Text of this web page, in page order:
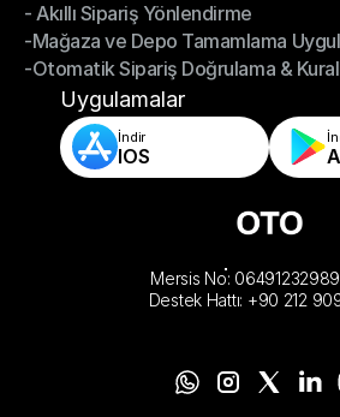
- Omnikanal Sipariş Senkronizasyonu
- Akıllı Sipariş Yönlendirme
- Akıllı Sipariş Yönlendirme
-Mağaza ve Depo Tamamlama
-Mağaza ve Depo Tamamlama
-Otomatik Sipariş Doğrulama &
-Otomatik Sipariş Doğrulama &
Uygulamalar
İndir
IOS
Mersis No:
Destek Hattı: +90 212